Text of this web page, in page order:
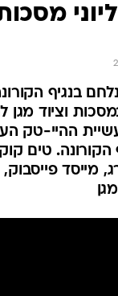
בנגיף
וציוד מגן
ההיי-טק
הקורונה. טים
מייסד פייסבוק,